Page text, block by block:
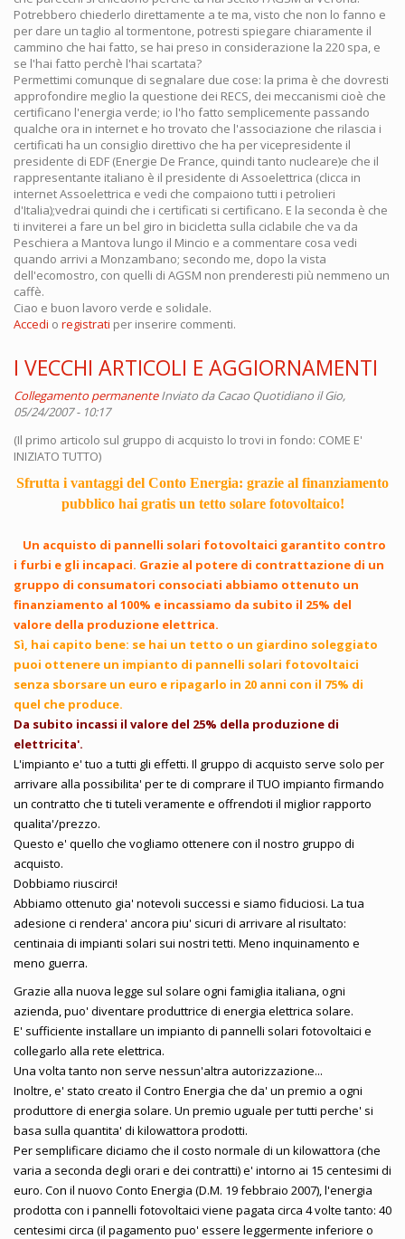
Potrebbero chiederlo direttamente a te ma, visto che non lo fanno e
per dare un taglio al tormentone, potresti spiegare chiaramente il
cammino che hai fatto, se hai preso in considerazione la 220 spa, e
se l'hai fatto perchè l'hai scartata?
Permettimi comunque di segnalare due cose: la prima è che dovresti
approfondire meglio la questione dei RECS, dei meccanismi cioè che
certificano l'energia verde; io l'ho fatto semplicemente passando
qualche ora in internet e ho trovato che l'associazione che rilascia i
certificati ha un consiglio direttivo che ha per vicepresidente il
presidente di EDF (Energie De France, quindi tanto nucleare)e che il
rappresentante italiano è il presidente di Assoelettrica (clicca in
internet Assoelettrica e vedi che compaiono tutti i petrolieri
d'Italia);vedrai quindi che i certificati si certificano. E la seconda è che
ti inviterei a fare un bel giro in bicicletta sulla ciclabile che va da
Peschiera a Mantova lungo il Mincio e a commentare cosa vedi
quando arrivi a Monzambano; secondo me, dopo la vista
dell'ecomostro, con quelli di AGSM non prenderesti più nemmeno un
caffè.
Ciao e buon lavoro verde e solidale.
Accedi o registrati per inserire commenti.
I VECCHI ARTICOLI E AGGIORNAMENTI
Collegamento permanente Inviato daCacao Quotidiano il Gio,
05/24/2007 - 10:17
(Il primo articolo sul gruppo di acquisto lo trovi in fondo: COME E'
INIZIATO TUTTO)
Sfrutta i vantaggi del Conto Energia: grazie al finanziamento
pubblico hai gratis un tetto solare fotovoltaico!
Un acquisto di pannelli solari fotovoltaici garantito contro
i furbi e gli incapaci. Grazie al potere di contrattazione di un
gruppo di consumatori consociati abbiamo ottenuto un
finanziamento al 100% e incassiamo da subito il 25% del
valore della produzione elettrica.
Sì, hai capito bene: se hai un tetto o un giardino soleggiato
puoi ottenere un impianto di pannelli solari fotovoltaici
senza sborsare un euro e ripagarlo in 20 anni con il 75% di
quel che produce.
Da subito incassi il valore del 25% della produzione di
elettricita'.
L'impianto e' tuo a tutti gli effetti. Il gruppo di acquisto serve solo per
arrivare alla possibilita' per te di comprare il TUO impianto firmando
un contratto che ti tuteli veramente e offrendoti il miglior rapporto
qualita'/prezzo.
Questo e' quello che vogliamo ottenere con il nostro gruppo di
acquisto.
Dobbiamo riuscirci!
Abbiamo ottenuto gia' notevoli successi e siamo fiduciosi. La tua
adesione ci rendera' ancora piu' sicuri di arrivare al risultato:
centinaia di impianti solari sui nostri tetti. Meno inquinamento e
meno guerra.
Grazie alla nuova legge sul solare ogni famiglia italiana, ogni
azienda, puo' diventare produttrice di energia elettrica solare.
E' sufficiente installare un impianto di pannelli solari fotovoltaici e
collegarlo alla rete elettrica.
Una volta tanto non serve nessun'altra autorizzazione...
Inoltre, e' stato creato il Contro Energia che da' un premio a ogni
produttore di energia solare. Un premio uguale per tutti perche' si
basa sulla quantita' di kilowattora prodotti.
Per semplificare diciamo che il costo normale di un kilowattora (che
varia a seconda degli orari e dei contratti) e' intorno ai 15 centesimi di
euro. Con il nuovo Conto Energia (D.M. 19 febbraio 2007), l'energia
prodotta con i pannelli fotovoltaici viene pagata circa 4 volte tanto: 40
centesimi circa (il pagamento puo' essere leggermente inferiore o